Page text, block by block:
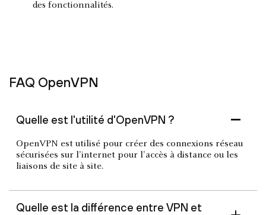
des fonctionnalités.
FAQ OpenVPN
Quelle est l'utilité d'OpenVPN ?
OpenVPN est utilisé pour créer des connexions réseau
sécurisées sur l'internet pour l'accès à distance ou les
liaisons de site à site.
Quelle est la différence entre VPN et